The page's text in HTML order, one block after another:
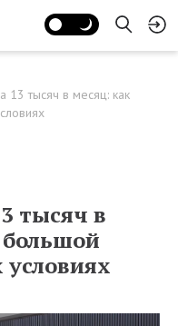
13 тысяч в месяц: как
тысяч в